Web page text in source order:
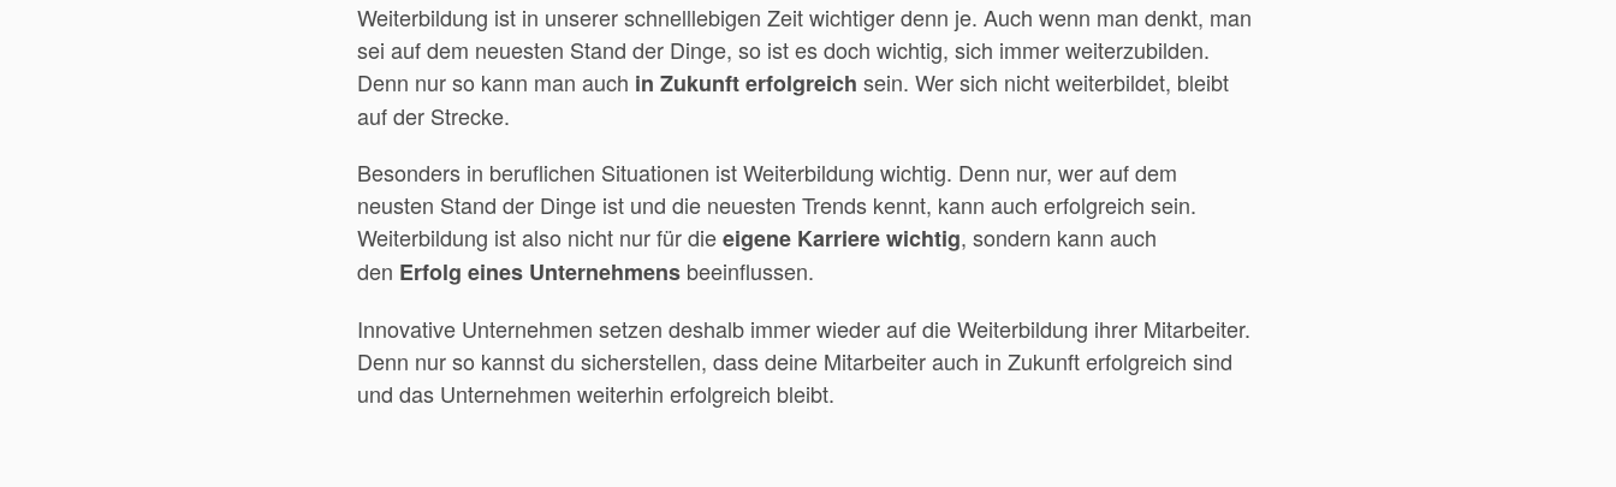
Weiterbildung ist in unserer schnelllebigen Zeit wichtiger denn je. Auch wenn man denkt, man
sei auf dem neuesten Stand der Dinge, so ist es doch wichtig, sich immer weiterzubilden.
Denn nur so kann man auch in Zukunft erfolgreich sein. Wer sich nicht weiterbildet, bleibt
auf der Strecke.
Besonders in beruflichen Situationen ist Weiterbildung wichtig. Denn nur, wer auf dem
neusten Stand der Dinge ist und die neuesten Trends kennt, kann auch erfolgreich sein.
Weiterbildung ist also nicht nur für dieeigene Karriere wichtig, sondern kann auch
den Erfolg eines Unternehmens beeinflussen.
Innovative Unternehmen setzen deshalb immer wieder auf die Weiterbildung ihrer Mitarbeiter.
Denn nur so kannst du sicherstellen, dass deine Mitarbeiter auch in Zukunft erfolgreich sind
und das Unternehmen weiterhin erfolgreich bleibt.